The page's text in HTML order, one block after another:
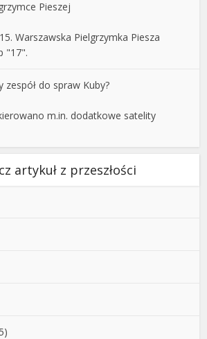
Pieszej
Warszawska Pielgrzymka Piesza
"17".
zespół do spraw Kuby?
m.in. dodatkowe satelity
artykuł z przeszłości